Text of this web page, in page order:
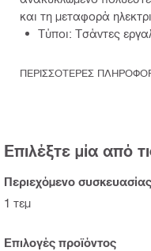
και τη μεταφορά
Τύποι: Τσάντες
ΠΕΡΙΣΣΟΤΕΡΕΣ
Επιλέξτε μία από
Περιεχόμενο συσκευασίας
1 τεμ
Επιλογές προϊόντος